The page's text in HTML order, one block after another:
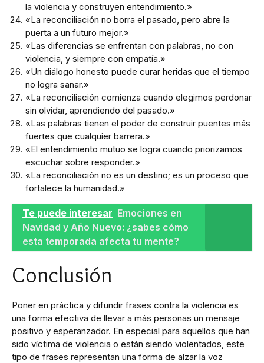
la violencia y construyen entendimiento.»
«La reconciliación no borra el pasado, pero abre la
puerta a un futuro mejor.»
«Las diferencias se enfrentan con palabras, no con
violencia, y siempre con empatía.»
«Un diálogo honesto puede curar heridas que el tiempo
no logra sanar.»
«La reconciliación comienza cuando elegimos perdonar
sin olvidar, aprendiendo del pasado.»
«Las palabras tienen el poder de construir puentes más
fuertes que cualquier barrera.»
«El entendimiento mutuo se logra cuando priorizamos
escuchar sobre responder.»
«La reconciliación no es un destino; es un proceso que
fortalece la humanidad.»
Te puede interesar Emociones en
Navidad y Año Nuevo: ¿sabes cómo
esta temporada afecta tu mente?
Conclusión
Poner en práctica y difundir frases contra la violencia es
una forma efectiva de llevar a más personas un mensaje
positivo y esperanzador. En especial para aquellos que han
sido víctima de violencia o están siendo violentados, este
tipo de frases representan una forma de alzar la voz